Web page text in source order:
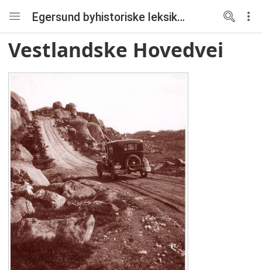
Egersund byhistoriske leksikon
Vestlandske Hovedvei